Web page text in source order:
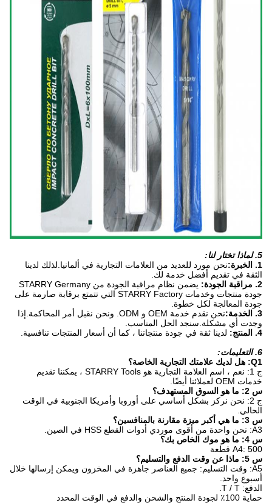
5. لماذا تختار لنا:
1. الخبرة:
نحن مورد للعديد من العلامات التجارية في ألمانيا.لذلك لدينا
الثقة في تقديم أفضل خدمة لك.
2. مراقبة الجودة:
يضمن نظام مراقبة الجودة من STARRY Germany
جودة منتجات وخدمات STARRY Factory التي تتمتع برقابة صارمة على
جودة المعالجة لكل خطوة.
3. الخدمة:
نحن نقدم خدمة OEM و ODM. ونحن نقبل أمر المحاكمة.إذا
وجدت أي مشكلة.سنجد الحل المناسب.
4. المنتج:
لدينا ثقة في جودة منتجاتنا ، كما أن أسعار المنتجات تنافسية.
6. التعليمات:
Q1: هل لديك علامتك التجارية الخاصة؟
ج 1: نعم ، اسم العلامة التجارية هو STARRY Tools ، يمكننا تقديم
خدمات OEM لعملائنا أيضًا.
س 2: ما هو السوق المستهدف؟
ج 2: نحن نركز بشكل أساسي على أوروبا وأمريكا الجنوبية في الوقت
الحالي.
س 3: ما هي أكبر ميزة مقارنة بالمنافسين؟
A3: نحن واحدة من أقوى موردي أدوات القطع HSS في الصين.
س 4: ما هو موك الخاص بك؟
A4: 500 قطعة
س 5: ماذا عن وقت الدفع والتسليم؟
A5: وقت التسليم: جميع العناصر جاهزة في المخزون ويمكن إرسالها خلال
أسبوع واحد.
الدفع: T / T.
حماية 100٪ لجودة المنتج والشحن والدفع في الوقت المحدد